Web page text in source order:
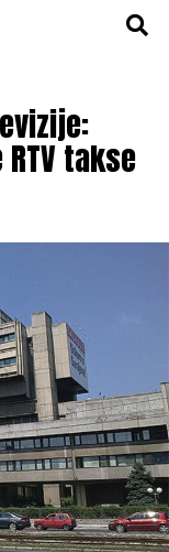
takse